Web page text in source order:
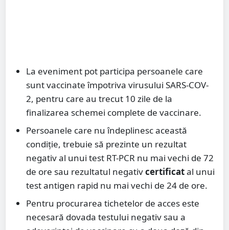
La eveniment pot participa persoanele care
sunt vaccinate împotriva virusului SARS-COV-
2, pentru care au trecut 10 zile de la
finalizarea schemei complete de vaccinare.
Persoanele care nu îndeplinesc această
condiție, trebuie să prezinte un rezultat
negativ al unui test RT-PCR nu mai vechi de 72
de ore sau rezultatul negativcertificatal unui
test antigen rapid nu mai vechi de 24 de ore.
Pentru procurarea tichetelor de acces este
necesară dovada testului negativ sau a